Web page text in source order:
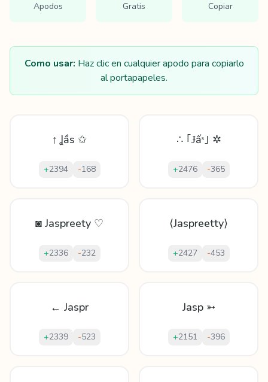
Apodos Gratis Copiar
Como usar: Haz clic en cualquier apodo para copiarlo
al portapapeles.
↑ Ʝầs ✩
+2394 -168
∴ ｢Ɉấˢ｣ ✲
+2476 -365
◙ Jaspreety ♡
+2336 -232
⟨Jaspreetty⟩
+2427 -453
← Jaspr
+2339 -523
Jasp ➳
+2151 -396